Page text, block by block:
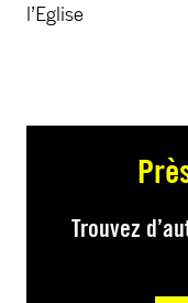
l’Eglise
Trouvez